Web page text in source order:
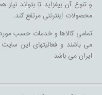
و تنوع آن بیفزاید تا بتواند
محصولات اینترنتی مرتفع کند.
تمامی کالاها و خدمات حسب
می باشند و فعالیتهای این
ایران می باشد.